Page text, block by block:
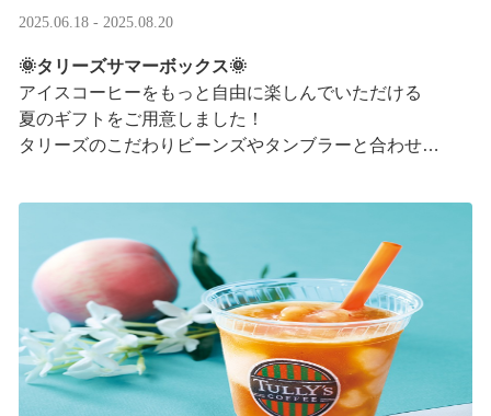
2025.06.18 - 2025.08.20
🌞タリーズサマーボックス🌞
アイスコーヒーをもっと自由に楽しんでいただける
夏のギフトをご用意しました！
タリーズのこだわりビーンズやタンブラーと合わせ、